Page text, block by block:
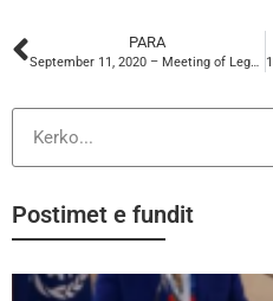
PARA
September 11, 2020 – Meeting of Legal Experts and Senior Trade Union Officials of the ETUC.
Postimet e fundit